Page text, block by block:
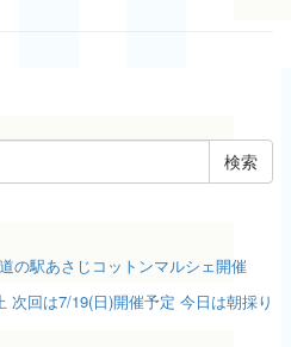
の駅あさじコットンマルシェ開催
次回は7/19(日)開催予定 今日は朝採り